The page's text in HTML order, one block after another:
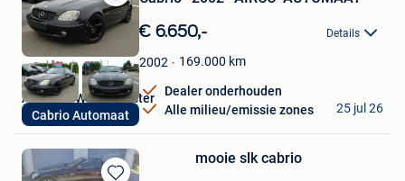
Bewaren
in
Mijn
Favorieten
Cabrio Automaat
€ 6.650,- Details
2002 169.000 km
Dealer onderhouden
Alle milieu/emissie zones
Autos Az Waasmunster
Waasmunster
25 jul 26
mooie slk cabrio